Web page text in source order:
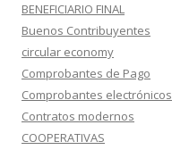
BENEFICIARIO FINAL
Buenos Contribuyentes
circular economy
Comprobantes de Pago
Comprobantes electrónicos
Contratos modernos
COOPERATIVAS